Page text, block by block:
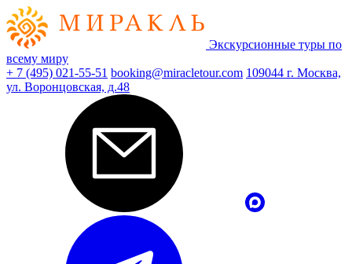
Экскурсионные туры по
всему миру
+ 7 (495) 021-55-51 booking@miracletour.com 109044 г. Москва,
ул. Воронцовская, д.48